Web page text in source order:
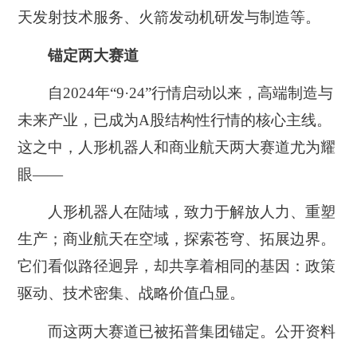
天发射技术服务、火箭发动机研发与制造等。
锚定两大赛道
自2024年“9·24”行情启动以来，高端制造与
未来产业，已成为A股结构性行情的核心主线。
这之中，人形机器人和商业航天两大赛道尤为耀
眼——
人形机器人在陆域，致力于解放人力、重塑
生产；商业航天在空域，探索苍穹、拓展边界。
它们看似路径迥异，却共享着相同的基因：政策
驱动、技术密集、战略价值凸显。
而这两大赛道已被拓普集团锚定。公开资料